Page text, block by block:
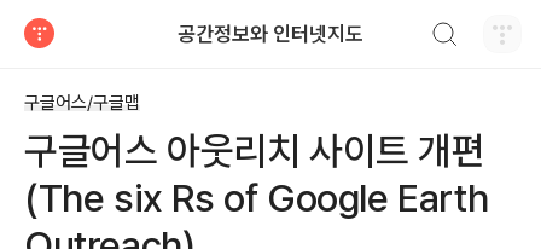
공간정보와 인터넷지도
구글어스/구글맵
구글어스 아웃리치 사이트 개편
(The six Rs of Google Earth